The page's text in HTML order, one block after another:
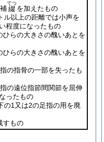
綴
てつ
を加えたもの
以上の距離では小声を
程度になったもの
らの大きさの醜いあとを
らの大きさの醜いあとを
の指骨の一部を失ったも
の遠位指節間関節を屈伸
ったもの
1又は2の足指の用を廃
すもの